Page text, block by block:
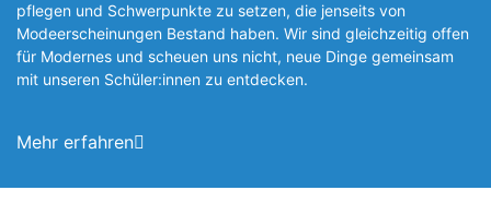
pflegen und Schwerpunkte zu setzen, die jen­seits von
Modeerscheinungen Be­stand haben. Wir sind gleichzeitig offen
für Modernes und scheuen uns nicht, neue Dinge gemeinsam
mit unseren Schüler:innen zu entde­cken.
Mehr erfahren